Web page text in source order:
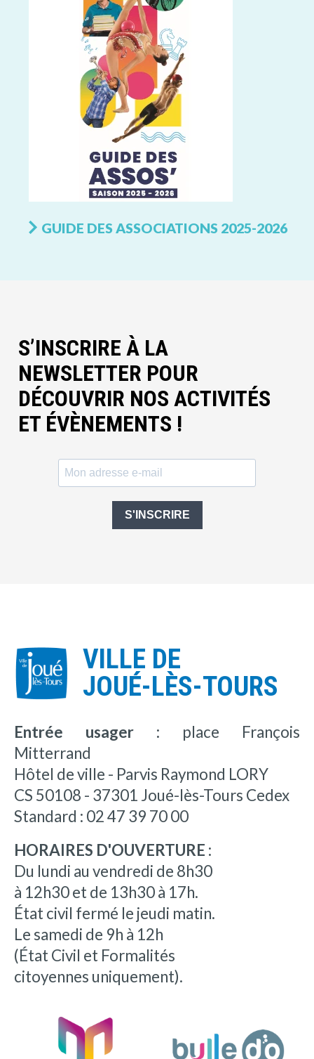
GUIDE DES ASSOCIATIONS 2025-2026
S’INSCRIRE À LA
NEWSLETTER POUR
DÉCOUVRIR NOS ACTIVITÉS
ET ÉVÈNEMENTS !
S'INSCRIRE
VILLE DE
JOUÉ-LÈS-TOURS
Entrée usager : place François
Mitterrand
Hôtel de ville - Parvis Raymond LORY
CS 50108 - 37301 Joué-lès-Tours Cedex
Standard : 02 47 39 70 00
HORAIRES D'OUVERTURE :
Du lundi au vendredi de 8h30
à 12h30 et de 13h30 à 17h.
État civil fermé le jeudi matin.
Le samedi de 9h à 12h
(État Civil et Formalités
citoyennes uniquement).